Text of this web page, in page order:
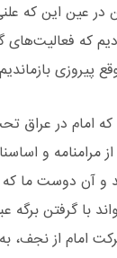
در عین این که
که فعالیت‌های
پیروزی
امام در عراق
مرامنامه و
آن دوست ما که
با گرفتن
امام از نجف،